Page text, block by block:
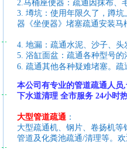
2.马桶座便器：疏通因抹布、
3. 墫坑：使用年限久了，蹲
器《坐便器》堵塞疏通安装马
4. 地漏：疏通水泥、沙子、
5. 浴缸面盆：疏通各种型号
6. 疏通其他各种疑难堵塞。
本公司有专业的管道疏通人
下水道清理 全市服务 24小时
大型管道疏通 ：
大型疏通机、钢片、卷扬机
管道及化粪池疏通/清理等。